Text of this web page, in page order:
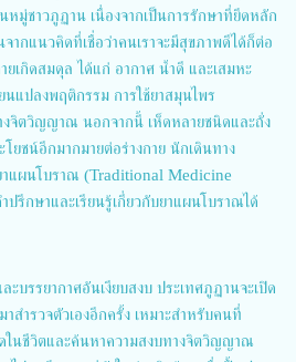
หมู่ชาวภูฏาน เนื่องจากเป็นการรักษาที่ยึดหลัก
ากแนวคิดที่เชื่อว่าคนเราจะมีสุขภาพดีได้ก็ต่อ
ยเกิดสมดุล ได้แก่ อากาศ น้ำดี และเสมหะ
นแปลงพฤติกรรม การใช้ยาสมุนไพร
งจิตวิญญาณ นอกจากนี้ เห็ดหลายชนิดและถั่ง
ยชน์อีกมากมายต่อร่างกาย นักเดินทาง
าแผนโบราณ (Traditional Medicine
รึกษาและเรียนรู้เกี่ยวกับยาแผนโบราณได้
บรรยากาศอันเงียบสงบ ประเทศภูฏานจะเปิด
สำรวจตัวเองอีกครั้ง เหมาะสำหรับคนที่
ในชีวิตและค้นหาความสงบทางจิตวิญญาณ